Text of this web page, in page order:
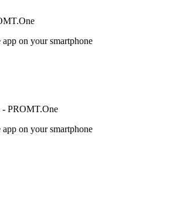
on your smartphone
on your smartphone